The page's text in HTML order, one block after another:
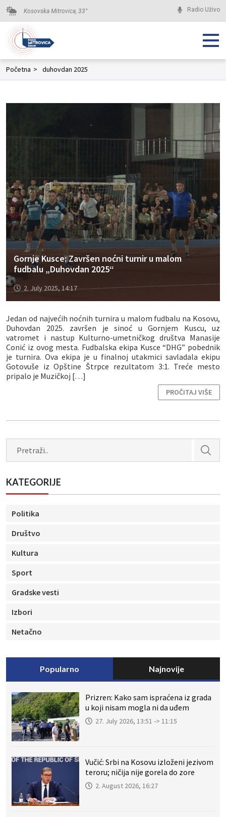
Kosovska Mitrovica, 33° Radio Uživo
Početna > duhovdan 2025
Gornje Kusce: Završen noćni turnir u malom
fudbalu „Duhovdan 2025“
2. July 2025, 14:17
Jedan od najvećih noćnih turnira u malom fudbalu na Kosovu,
Duhovdan 2025. završen je sinoć u Gornjem Kuscu, uz
vatromet i nastup Kulturno-umetničkog društva Manasije
Conić iz ovog mesta. Fudbalska ekipa Kusce “DHG” pobednik
je turnira. Ova ekipa je u finalnoj utakmici savladala ekipu
Gotovuše iz Opštine Štrpce rezultatom 3:1. Treće mesto
pripalo je Muzičkoj […]
PROČITAJ VIŠE
KATEGORIJE
Politika
Društvo
Kultura
Sport
Gradske vesti
Izbori
Netačno
Popularno Najnovije
Prizren: Kako sam ispraćena iz grada
u koji nisam mogla ni da uđem
27. July 2026, 13:51 -> 11:15
Vučić: Srbi na Kosovu izloženi jezivom
teroru; ničija nije gorela do zore
2. August 2026, 16:27